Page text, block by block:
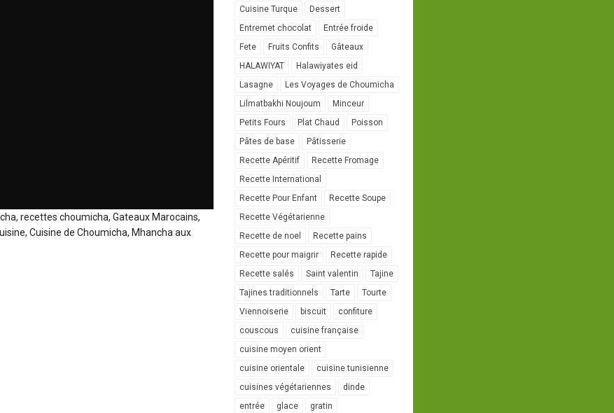
recettes choumicha, Gateaux Marocains,
Cuisine de Choumicha, Mhancha aux
Cuisine Turque
Dessert
Entremet chocolat
Entrée froide
Fete
Fruits Confits
Gâteaux
HALAWIYAT
Halawiyates eid
Lasagne
Les Voyages de Choumicha
Lilmatbakhi Noujoum
Minceur
Petits Fours
Plat Chaud
Poisson
Pâtes de base
Pâtisserie
Recette Apéritif
Recette Fromage
Recette International
Recette Pour Enfant
Recette Soupe
Recette Végétarienne
Recette de noel
Recette pains
Recette pour maigrir
Recette rapide
Recette salés
Saint valentin
Tajine
Tajines traditionnels
Tarte
Tourte
Viennoiserie
biscuit
confiture
couscous
cuisine française
cuisine moyen orient
cuisine orientale
cuisine tunisienne
cuisines végétariennes
dinde
entrée
glace
gratin